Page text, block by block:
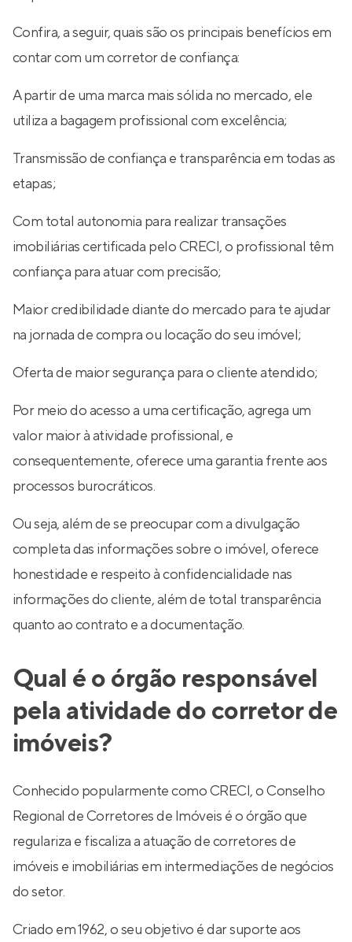
Confira, a seguir, quais são os principais benefícios em
contar com um corretor de confiança:
A partir de uma marca mais sólida no mercado, ele
utiliza a bagagem profissional com excelência;
Transmissão de confiança e transparência em todas as
etapas;
Com total autonomia para realizar transações
imobiliárias certificada pelo CRECI, o profissional têm
confiança para atuar com precisão;
Maior credibilidade diante do mercado para te ajudar
na jornada de compra ou locação do seu imóvel;
Oferta de maior segurança para o cliente atendido;
Por meio do acesso a uma certificação, agrega um
valor maior à atividade profissional, e
consequentemente, oferece uma garantia frente aos
processos burocráticos.
Ou seja, além de se preocupar com a divulgação
completa das informações sobre o imóvel, oferece
honestidade e respeito à confidencialidade nas
informações do cliente, além de total transparência
quanto ao contrato e a documentação.
Qual é o órgão responsável
pela atividade do corretor de
imóveis?
Conhecido popularmente como CRECI, o Conselho
Regional de Corretores de Imóveis é o órgão que
regulariza e fiscaliza a atuação de corretores de
imóveis e imobiliárias em intermediações de negócios
do setor.
Criado em 1962, o seu objetivo é dar suporte aos